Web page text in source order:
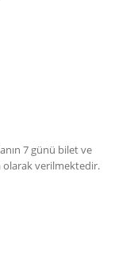
7 günü bilet ve
olarak verilmektedir.